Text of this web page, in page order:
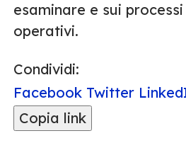
esaminare e sui
operativi.
Condividi:
Facebook Twitter
Copia link